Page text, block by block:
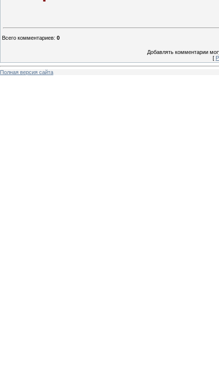
Всего комментариев: 0
Добавлять комментарии
[
Полная версия сайта